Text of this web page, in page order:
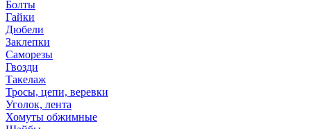
Болты
Гайки
Дюбели
Заклепки
Саморезы
Гвозди
Такелаж
Тросы, цепи, веревки
Уголок, лента
Хомуты обжимные